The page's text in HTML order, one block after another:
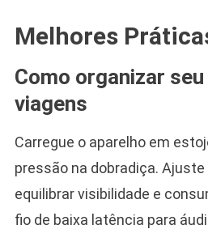
Melhores
Como organizar
viagens
Carregue o aparelho em
pressão na dobradiça. Ajuste
equilibrar visibilidade e
fio de baixa latência para